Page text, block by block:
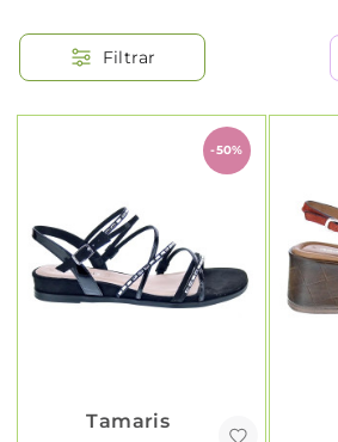
Filtrar
-50%
Tamaris